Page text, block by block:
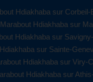
Hdiakhaba sur Corbeil-
Marabout Hdiakhaba sur
Hdiakhaba sur
sur Sainte-
Hdiakhaba sur Viry-
Hdiakhaba sur